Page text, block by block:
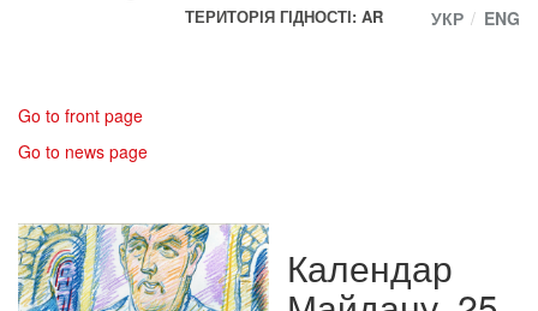
ТЕРИТОРІЯ ГІДНОСТІ: AR
УКР ENG
Go to front page
Go to news page
Календар